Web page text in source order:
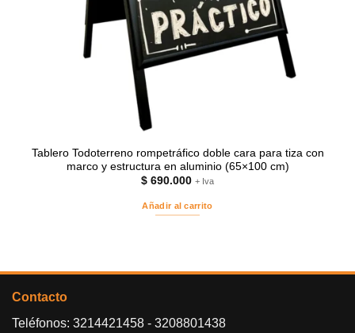
Tablero Todoterreno rompetráfico doble cara para tiza con
marco y estructura en aluminio (65×100 cm)
$ 690.000 + Iva
Añadir al carrito
Contacto
Teléfonos: 3214421458 - 3208801438